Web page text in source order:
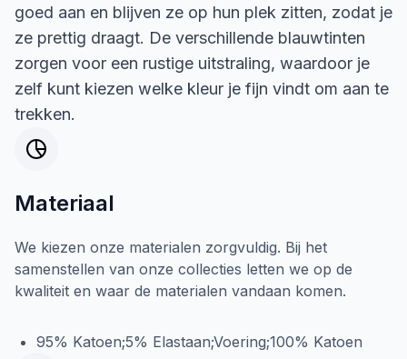
goed aan en blijven ze op hun plek zitten, zodat je
ze prettig draagt. De verschillende blauwtinten
zorgen voor een rustige uitstraling, waardoor je
zelf kunt kiezen welke kleur je fijn vindt om aan te
trekken.
Materiaal
We kiezen onze materialen zorgvuldig. Bij het
samenstellen van onze collecties letten we op de
kwaliteit en waar de materialen vandaan komen.
95% Katoen;5% Elastaan;Voering;100% Katoen